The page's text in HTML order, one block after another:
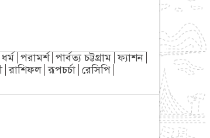
ধর্ম পরামর্শ পার্বত্য চট্টগ্রাম ফ্যাশন
রাশিফল রূপচর্চা রেসিপি